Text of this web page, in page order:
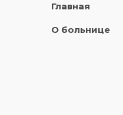
Главная
О больнице